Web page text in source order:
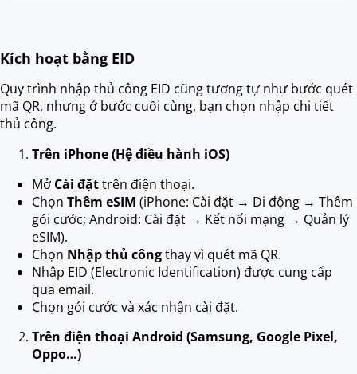
Kích hoạt bằng EID
Quy trình nhập thủ công EID cũng tương tự như bước quét
mã QR, nhưng ở bước cuối cùng, bạn chọn nhập chi tiết
thủ công.
Trên iPhone (Hệ điều hành iOS)
Mở Cài đặttrên điện thoại.
Chọn Thêm eSIM (iPhone: Cài đặt → Di động → Thêm
gói cước; Android: Cài đặt → Kết nối mạng → Quản lý
eSIM).
Chọn Nhập thủ côngthay vì quét mã QR.
Nhập EID (Electronic Identification) được cung cấp
qua email.
Chọn gói cước và xác nhận cài đặt.
Trên điện thoại Android (Samsung, Google Pixel,
Oppo…)